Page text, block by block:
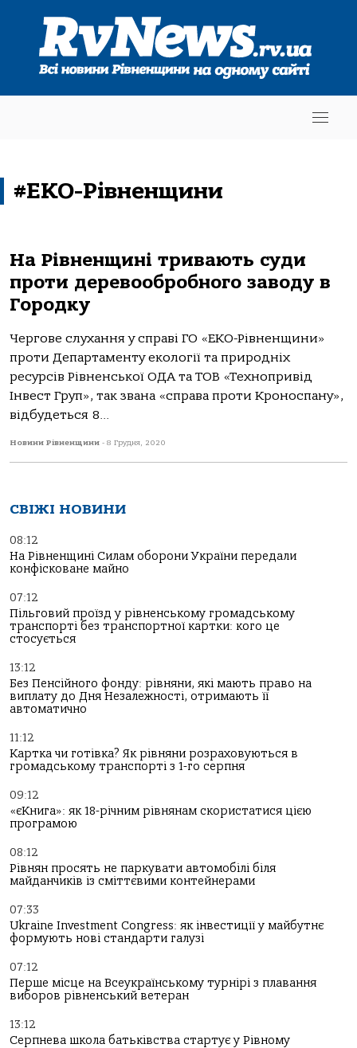
#ЕКО-Рівненщини
На Рівненщині тривають суди
проти деревообробного заводу в
Городку
Чергове слухання у справі ГО «ЕКО-Рівненщини»
проти Департаменту екології та природніх
ресурсів Рівненської ОДА та ТОВ «Технопривід
Інвест Груп», так звана «справа проти Кроноспану»,
відбудеться 8...
Новини Рівненщини - 8 Грудня, 2020
СВІЖІ НОВИНИ
08:12
На Рівненщині Силам оборони України передали
конфісковане майно
07:12
Пільговий проїзд у рівненському громадському
транспорті без транспортної картки: кого це
стосується
13:12
Без Пенсійного фонду: рівняни, які мають право на
виплату до Дня Незалежності, отримають її
автоматично
11:12
Картка чи готівка? Як рівняни розраховуються в
громадському транспорті з 1-го серпня
09:12
«єКнига»: як 18-річним рівнянам скористатися цією
програмою
08:12
Рівнян просять не паркувати автомобілі біля
майданчиків із сміттєвими контейнерами
07:33
Ukraine Investment Congress: як інвестиції у майбутнє
формують нові стандарти галузі
07:12
Перше місце на Всеукраїнському турнірі з плавання
виборов рівненський ветеран
13:12
Серпнева школа батьківства стартує у Рівному